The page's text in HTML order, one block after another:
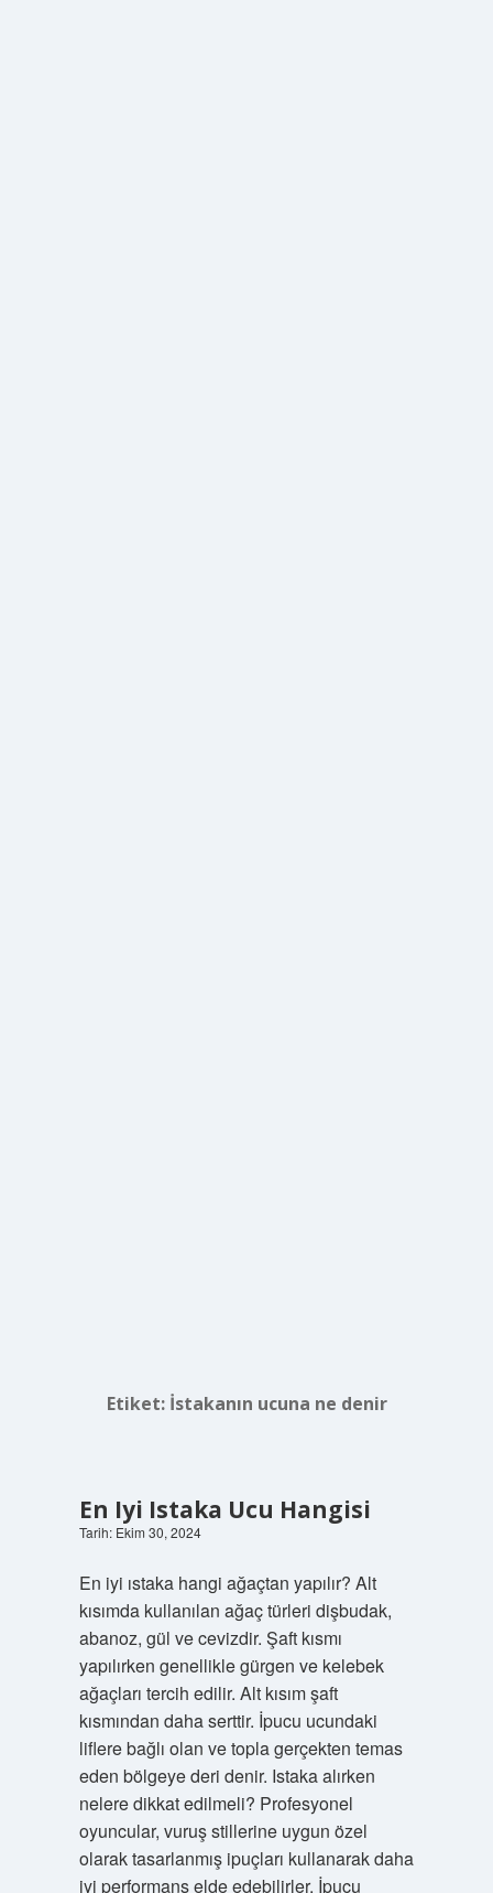
Etiket: İstakanın ucuna ne denir
En Iyi Istaka Ucu Hangisi
Tarih: Ekim 30, 2024
En iyi ıstaka hangi ağaçtan yapılır? Alt
kısımda kullanılan ağaç türleri dişbudak,
abanoz, gül ve cevizdir. Şaft kısmı
yapılırken genellikle gürgen ve kelebek
ağaçları tercih edilir. Alt kısım şaft
kısmından daha serttir. İpucu ucundaki
liflere bağlı olan ve topla gerçekten temas
eden bölgeye deri denir. Istaka alırken
nelere dikkat edilmeli? Profesyonel
oyuncular, vuruş stillerine uygun özel
olarak tasarlanmış ipuçları kullanarak daha
iyi performans elde edebilirler. İpucu